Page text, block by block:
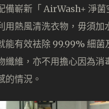
備嶄新「 AirWash+ 淨菌
用熱風清洗衣物，毋須加
能有效袪除 99.99% 細菌
纖維，亦不用擔心因為消
的情況。